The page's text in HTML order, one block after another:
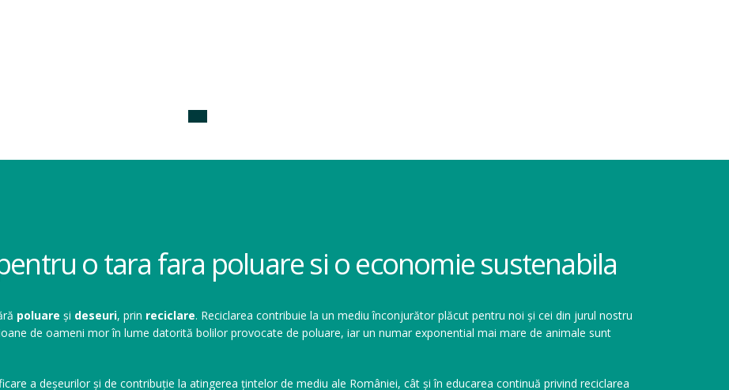
o tara fara poluare si o economie sustenabila
poluare și deseuri, prin reciclare. Reciclarea contribuie la un mediu înconjurător plăcut pentru noi și cei din jurul nostru
de oameni mor în lume datorită bolilor provocate de poluare, iar un numar exponential mai mare de animale sunt
a deșeurilor și de contribuție la atingerea țintelor de mediu ale României, cât și în educarea continuă privind reciclarea